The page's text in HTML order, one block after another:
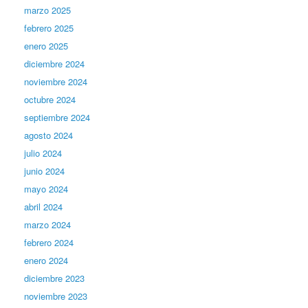
marzo 2025
febrero 2025
enero 2025
diciembre 2024
noviembre 2024
octubre 2024
septiembre 2024
agosto 2024
julio 2024
junio 2024
mayo 2024
abril 2024
marzo 2024
febrero 2024
enero 2024
diciembre 2023
noviembre 2023